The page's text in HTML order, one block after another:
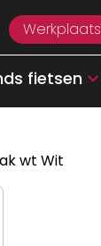
Werkplaats
fietsen
wt Wit